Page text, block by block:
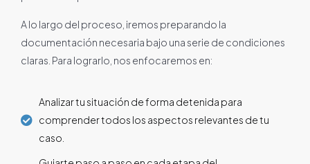
A lo largo del proceso, iremos preparando la
documentación necesaria bajo una serie de condiciones
claras. Para lograrlo, nos enfocaremos en:
Analizar tu situación de forma detenida para
comprender todos los aspectos relevantes de tu
caso.